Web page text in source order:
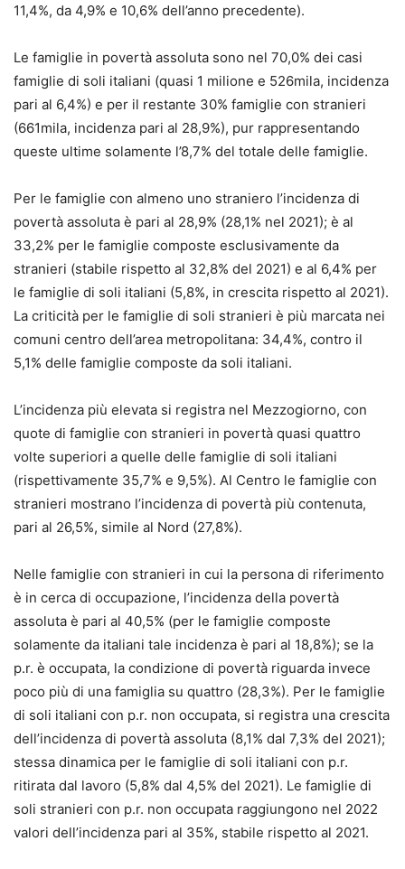
11,4%, da 4,9% e 10,6% dell’anno precedente).
Le famiglie in povertà assoluta sono nel 70,0% dei casi
famiglie di soli italiani (quasi 1 milione e 526mila, incidenza
pari al 6,4%) e per il restante 30% famiglie con stranieri
(661mila, incidenza pari al 28,9%), pur rappresentando
queste ultime solamente l’8,7% del totale delle famiglie.
Per le famiglie con almeno uno straniero l’incidenza di
povertà assoluta è pari al 28,9% (28,1% nel 2021); è al
33,2% per le famiglie composte esclusivamente da
stranieri (stabile rispetto al 32,8% del 2021) e al 6,4% per
le famiglie di soli italiani (5,8%, in crescita rispetto al 2021).
La criticità per le famiglie di soli stranieri è più marcata nei
comuni centro dell’area metropolitana: 34,4%, contro il
5,1% delle famiglie composte da soli italiani.
L’incidenza più elevata si registra nel Mezzogiorno, con
quote di famiglie con stranieri in povertà quasi quattro
volte superiori a quelle delle famiglie di soli italiani
(rispettivamente 35,7% e 9,5%). Al Centro le famiglie con
stranieri mostrano l’incidenza di povertà più contenuta,
pari al 26,5%, simile al Nord (27,8%).
Nelle famiglie con stranieri in cui la persona di riferimento
è in cerca di occupazione, l’incidenza della povertà
assoluta è pari al 40,5% (per le famiglie composte
solamente da italiani tale incidenza è pari al 18,8%); se la
p.r. è occupata, la condizione di povertà riguarda invece
poco più di una famiglia su quattro (28,3%). Per le famiglie
di soli italiani con p.r. non occupata, si registra una crescita
dell’incidenza di povertà assoluta (8,1% dal 7,3% del 2021);
stessa dinamica per le famiglie di soli italiani con p.r.
ritirata dal lavoro (5,8% dal 4,5% del 2021). Le famiglie di
soli stranieri con p.r. non occupata raggiungono nel 2022
valori dell’incidenza pari al 35%, stabile rispetto al 2021.